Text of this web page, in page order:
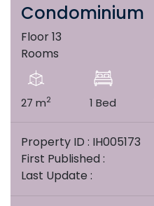
Condominium
Floor 13
Rooms
27 m2 1 Bed
Property ID : IH005173
First Published :
Last Update :